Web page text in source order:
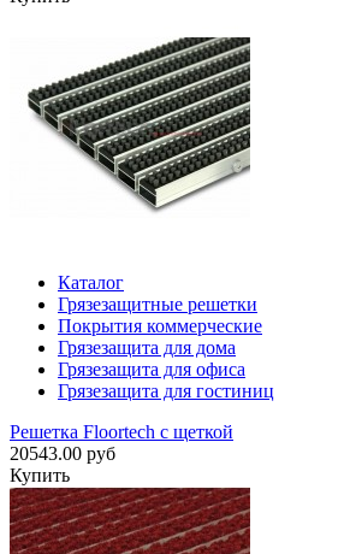
Каталог
Грязезащитные решетки
Покрытия коммерческие
Грязезащита для дома
Грязезащита для офиса
Грязезащита для гостиниц
Решетка Floortech с щеткой
20543.00 руб
Купить